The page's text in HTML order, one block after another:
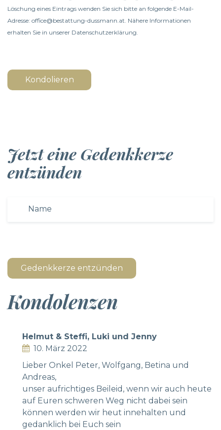
Löschung eines Eintrags wenden Sie sich bitte an folgende E-Mail-
Adresse: office@bestattung-dussmann.at. Nähere Informationen
erhalten Sie in unserer Datenschutzerklärung.
Kondolieren
Jetzt eine Gedenkkerze
entzünden
Gedenkkerze entzünden
Kondolenzen
Helmut & Steffi, Luki und Jenny
10. März 2022
Lieber Onkel Peter, Wolfgang, Betina und
Andreas,
unser aufrichtiges Beileid, wenn wir auch heute
auf Euren schweren Weg nicht dabei sein
können werden wir heut innehalten und
gedanklich bei Euch sein